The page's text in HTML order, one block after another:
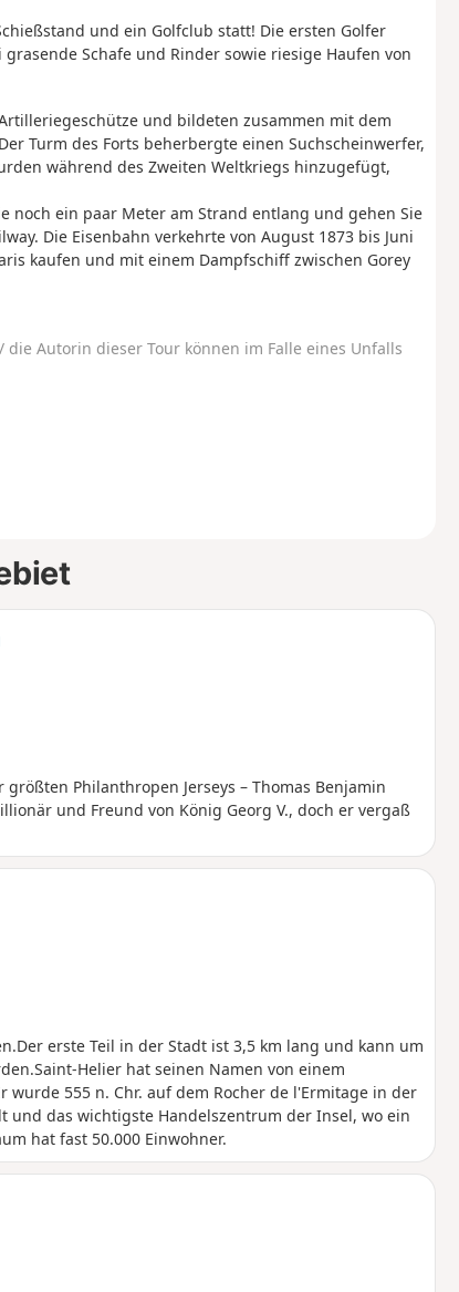
und ein Golfclub statt! Die ersten Golfer
Schafe und Rinder sowie riesige Haufen von
und bildeten zusammen mit dem
Turm des Forts beherbergte einen Suchscheinwerfer,
während des Zweiten Weltkriegs hinzugefügt,
noch ein paar Meter am Strand entlang und gehen Sie
Die Eisenbahn verkehrte von August 1873 bis Juni
kaufen und mit einem Dampfschiff zwischen Gorey
Autorin dieser Tour können im Falle eines Unfalls
Philanthropen Jerseys – Thomas Benjamin
und Freund von König Georg V., doch er vergaß
erste Teil in der Stadt ist 3,5 km lang und kann um
Helier hat seinen Namen von einem
555 n. Chr. auf dem Rocher de l'Ermitage in der
und das wichtigste Handelszentrum der Insel, wo ein
hat fast 50.000 Einwohner.